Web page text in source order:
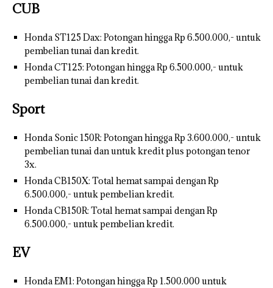
CUB
Honda ST125 Dax: Potongan hingga Rp 6.500.000,- untuk
pembelian tunai dan kredit.
Honda CT125: Potongan hingga Rp 6.500.000,- untuk
pembelian tunai dan kredit.
Sport
Honda Sonic 150R: Potongan hingga Rp 3.600.000,- untuk
pembelian tunai dan untuk kredit plus potongan tenor
3x.
Honda CB150X: Total hemat sampai dengan Rp
6.500.000,- untuk pembelian kredit.
Honda CB150R: Total hemat sampai dengan Rp
6.500.000,- untuk pembelian kredit.
EV
Honda EM1: Potongan hingga Rp 1.500.000 untuk